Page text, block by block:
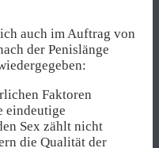
auch im Auftrag von
der Penislänge
Faktoren
eindeutige
Sex zählt nicht
die Qualität der